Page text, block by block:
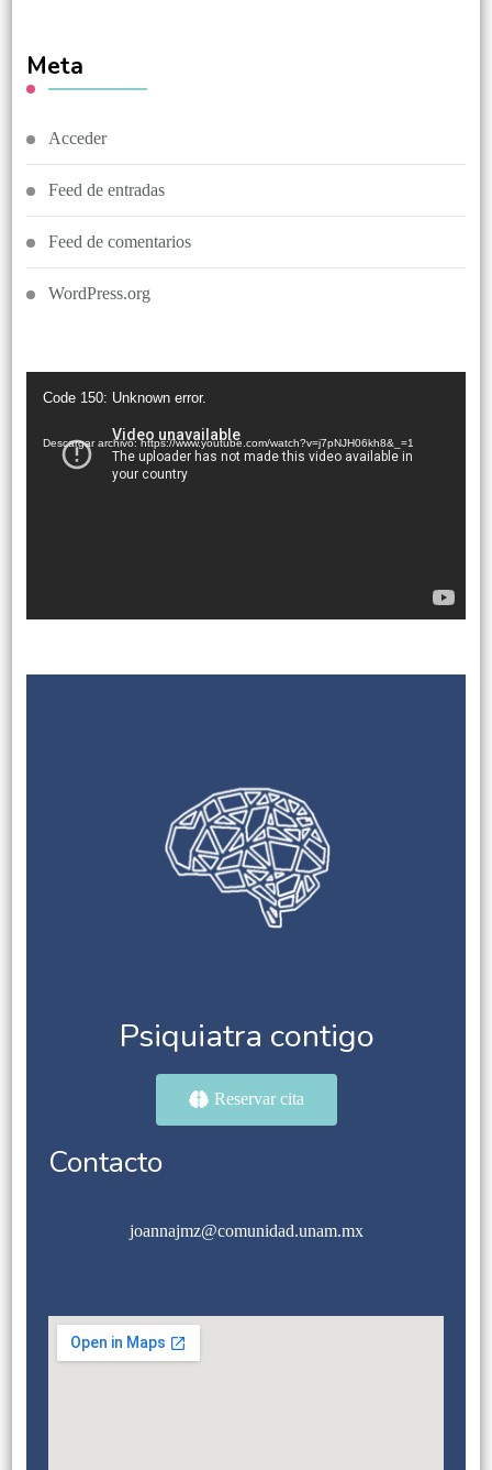
Meta
Acceder
Feed de entradas
Feed de comentarios
WordPress.org
vídeo
Code 150: Unknown error.
Descargar archivo: https://www.youtube.com/watch?v=j7pNJH06kh8&_=1
Psiquiatra contigo
Reservar cita
Contacto
joannajmz@comunidad.unam.mx